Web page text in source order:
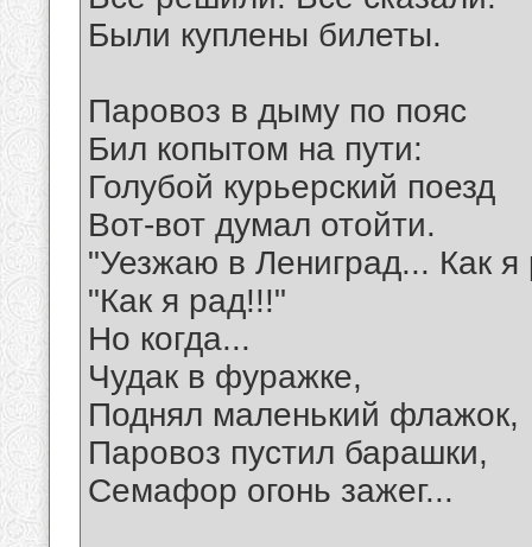
Были куплены билеты.
Паровоз в дыму по пояс
Бил копытом на пути:
Голубой курьерский поезд
Вот-вот думал отойти.
"Уезжаю в Лениград... Как я
"Как я рад!!!"
Но когда...
Чудак в фуражке,
Поднял маленький флажок,
Паровоз пустил барашки,
Семафор огонь зажег...